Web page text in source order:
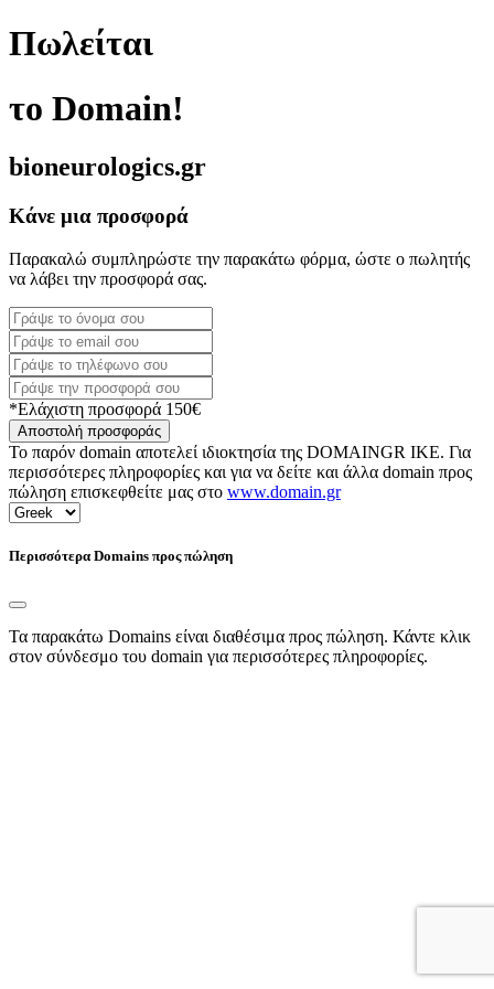
Πωλείται
το Domain!
bioneurologics.gr
Κάνε μια προσφορά
Παρακαλώ συμπληρώστε την παρακάτω φόρμα, ώστε ο πωλητής
να λάβει την προσφορά σας.
*Ελάχιστη προσφορά 150€
Αποστολή προσφοράς
Το παρόν domain αποτελεί ιδιοκτησία της DOMAINGR ΙΚΕ. Για
περισσότερες πληροφορίες και για να δείτε και άλλα domain προς
πώληση επισκεφθείτε μας στο www.domain.gr
Περισσότερα Domains προς πώληση
Τα παρακάτω Domains είναι διαθέσιμα προς πώληση. Κάντε κλικ
στον σύνδεσμο του domain για περισσότερες πληροφορίες.